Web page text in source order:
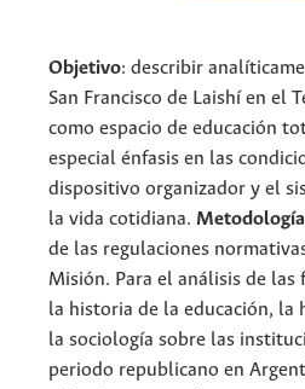
Objetivo: describir
San Francisco de Laishí en el
como espacio de educación
especial énfasis en las
dispositivo organizador y el
la vida cotidiana. Metodología
de las regulaciones
Misión. Para el análisis de
la historia de la educación, la
la sociología sobre las
periodo republicano en